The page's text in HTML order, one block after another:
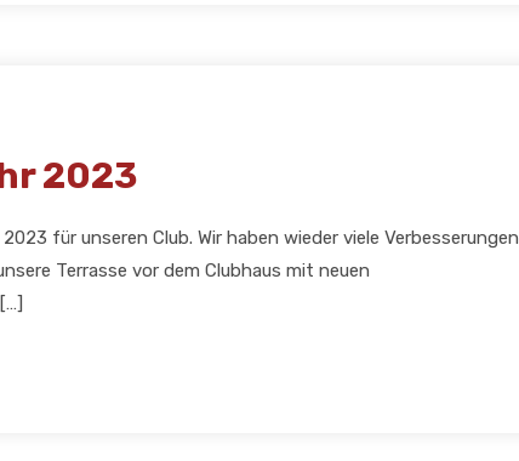
2023
für unseren Club. Wir haben wieder viele Verbesserungen
Terrasse vor dem Clubhaus mit neuen